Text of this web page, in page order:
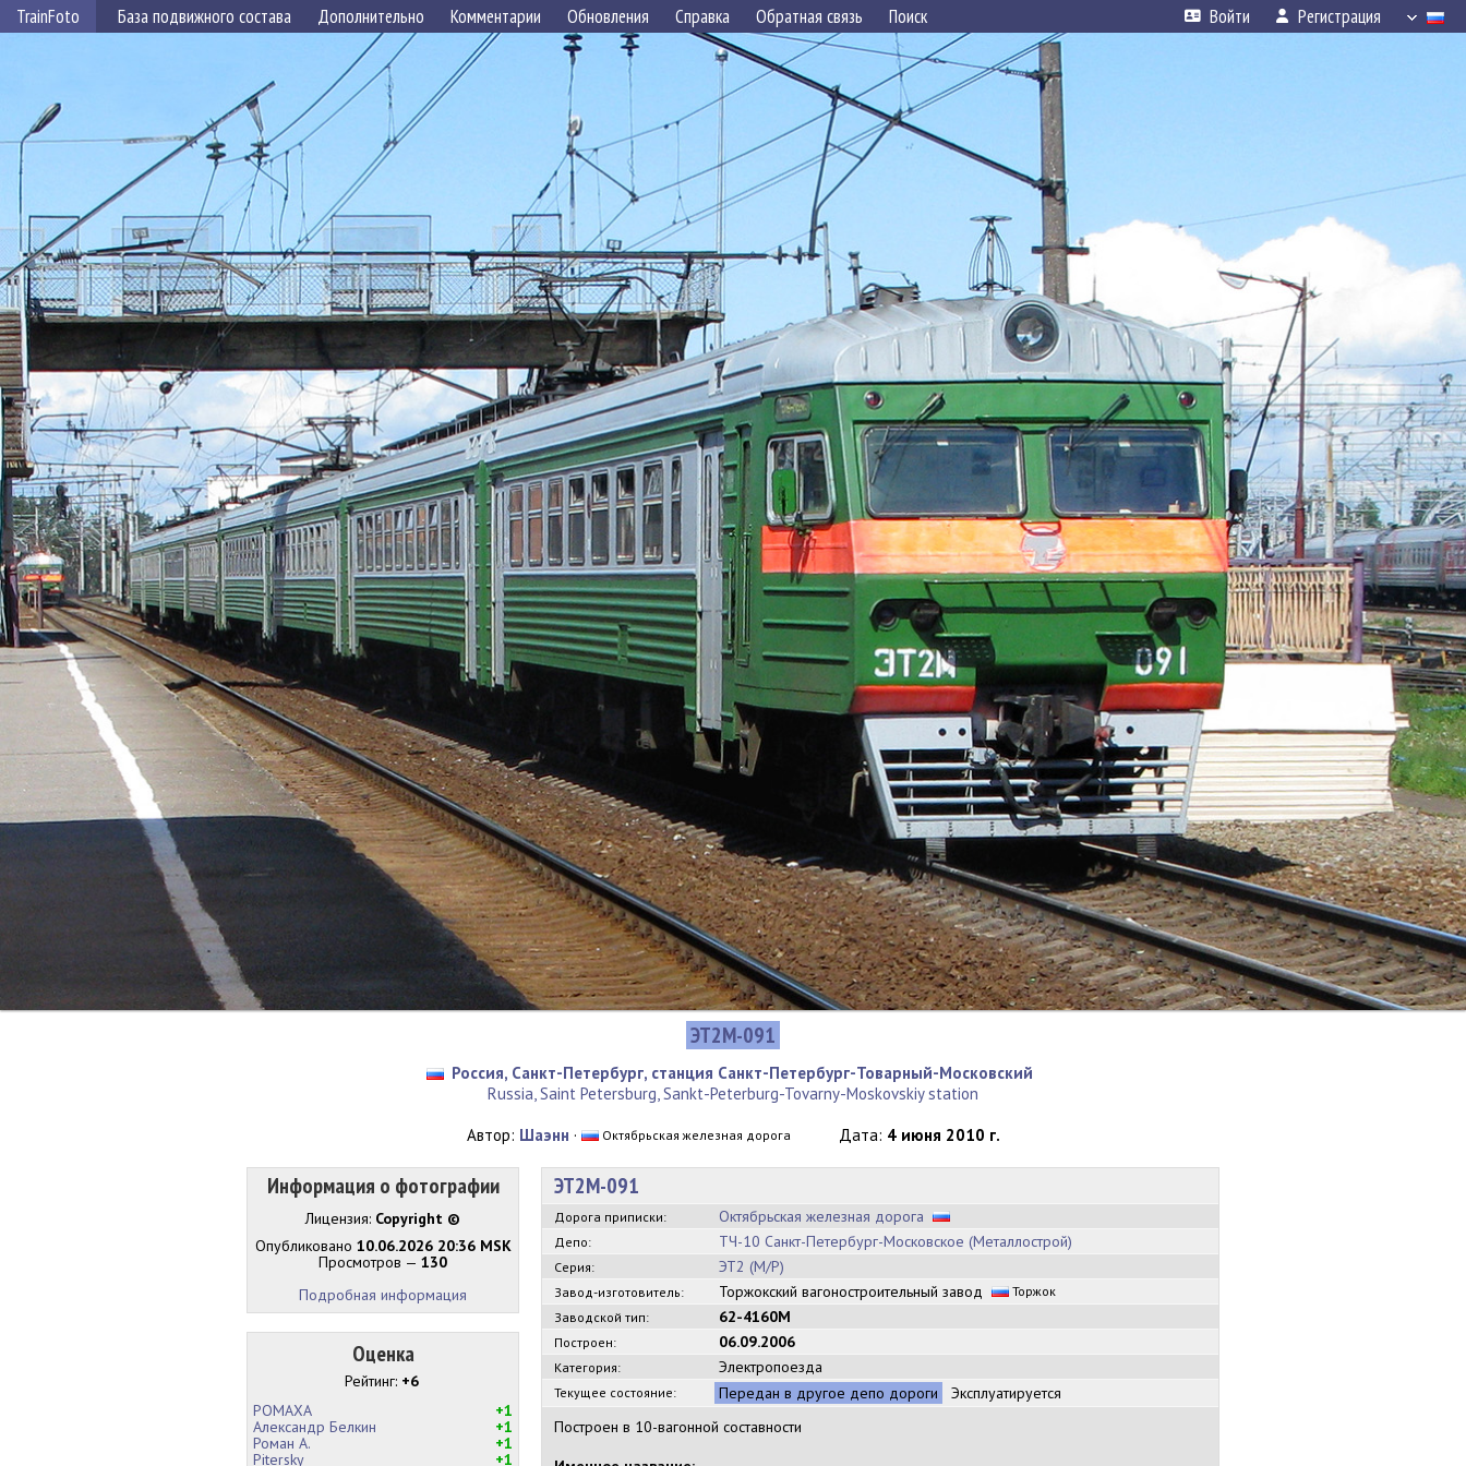
TrainFoto База подвижного состава Дополнительно Комментарии Обновления Справка Обратная связь Поиск Войти Регистрация
ЭТ2М-091
Россия, Санкт-Петербург, станция Санкт-Петербург-Товарный-Московский
Russia, Saint Petersburg, Sankt-Peterburg-Tovarny-Moskovskiy station
Автор: Шаэнн · Октябрьская железная дорога Дата: 4 июня 2010 г.
Информация о фотографии
Лицензия: Copyright ©
Опубликовано 10.06.2026 20:36 MSK
Просмотров — 130
Подробная информация
Оценка
Рейтинг: +6
РОМАХА
+1
Александр Белкин
+1
Роман А.
+1
Pitersky
+1
ЭТ2М-091
Дорога приписки: Октябрьская железная дорога
Депо: ТЧ-10 Санкт-Петербург-Московское (Металлострой)
Серия: ЭТ2 (М/Р)
Завод-изготовитель: Торжокский вагоностроительный завод
Торжок
Заводской тип:
62-4160М
Построен: 06.09.2006
Категория: Электропоезда
Текущее состояние: Передан в другое депо дороги
Эксплуатируется
Построен в 10-вагонной составности